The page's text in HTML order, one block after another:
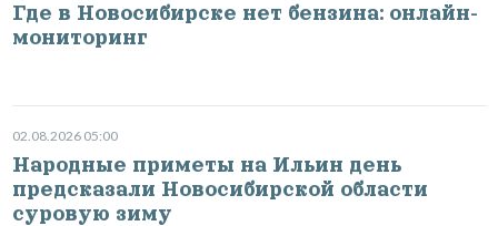
Где в Новосибирске нет бензина: онлайн-
мониторинг
02.08.2026 05:00
Народные приметы на Ильин день
предсказали Новосибирской области
суровую зиму